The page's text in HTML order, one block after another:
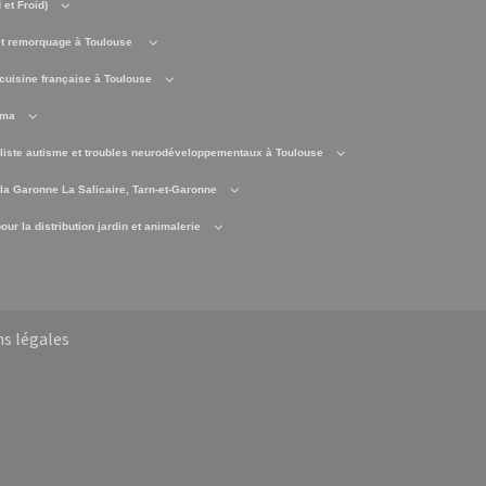
et Froid)
remorquage à Toulouse
française à Toulouse
autisme et troubles neurodéveloppementaux à Toulouse
Garonne La Salicaire, Tarn-et-Garonne
la distribution jardin et animalerie
légales